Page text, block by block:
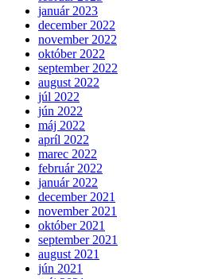
január 2023
december 2022
november 2022
október 2022
september 2022
august 2022
júl 2022
jún 2022
máj 2022
apríl 2022
marec 2022
február 2022
január 2022
december 2021
november 2021
október 2021
september 2021
august 2021
jún 2021